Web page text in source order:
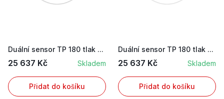
Duální sensor TP 180 tlak a teplota 0 až 60 bar
25 637 Kč Skladem
Přidat do košíku
Duální sensor TP 180 tlak a teplota 0 až 600 bar
25 637 Kč Skladem
Přidat do košíku